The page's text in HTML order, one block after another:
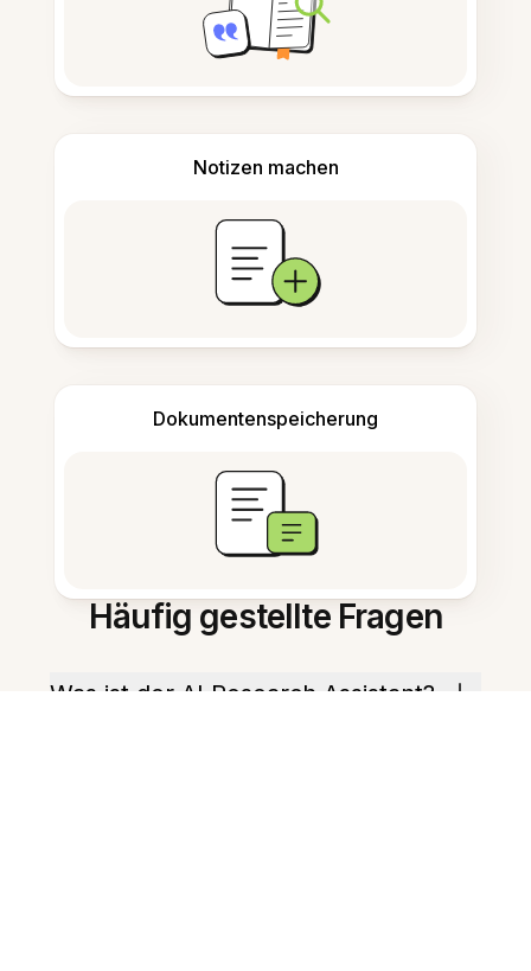
Notizen machen
Dokumentenspeicherung
Häufig gestellte Fragen
Was ist der AI Research Assistant?